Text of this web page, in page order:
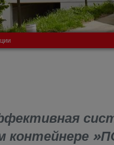
контейнере